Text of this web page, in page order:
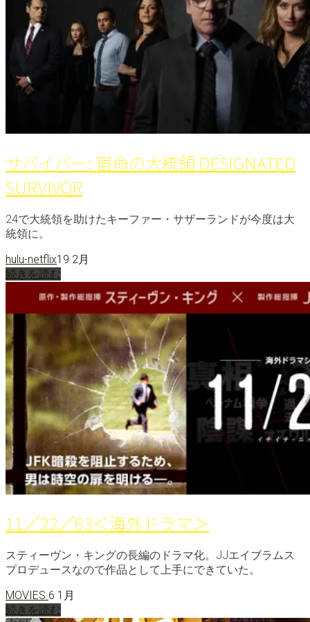
サバイバー: 宿命の大統領 DESIGNATED
SURVIVOR
24で大統領を助けたキーファー・サザーランドが今度は大
統領に。
hulu-netflix19 2月
続きを読む
11／22／63＜海外ドラマ＞
スティーヴン・キングの長編のドラマ化。JJエイブラムス
プロデュースなので作品として上手にできていた。
MOVIES.6 1月
続きを読む